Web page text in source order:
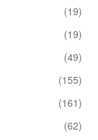
(19)
(19)
(49)
(155)
(161)
(62)